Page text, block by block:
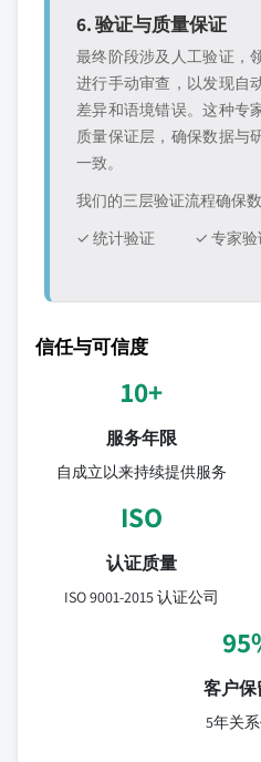
6. 验证与质量保证
最终阶段涉及人工验证，
进行手动审查，以发现自
差异和语境错误。这种专
质量保证层，确保数据与
一致。
我们的三层验证流程确保
✓ 统计验证
✓ 专家验
信任与可信度
10+
服务年限
自成立以来持续提供服务
ISO
认证质量
ISO 9001-2015 认证公司
客户保
5年关